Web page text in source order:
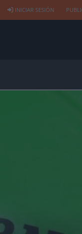
INICIAR SESIÓN